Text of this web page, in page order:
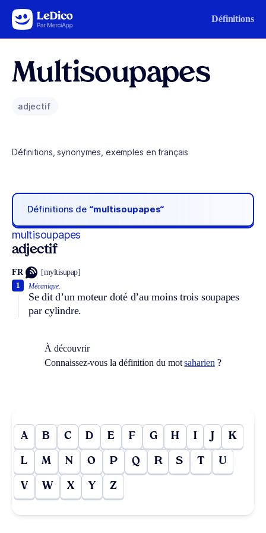
Aller au contenu Définitions
Multisoupapes
adjectif
Définitions, synonymes, exemples en français
Définitions de “multisoupapes“
multisoupapes
adjectif
FR [myltisupap]
Mécanique.
Se dit d’un moteur doté d’au moins trois soupapes
par cylindre.
1
À découvrir
Connaissez-vous la définition du motsaharien ?
A B C D E F G H I J K
L M N O P Q R S T U
V W X Y Z